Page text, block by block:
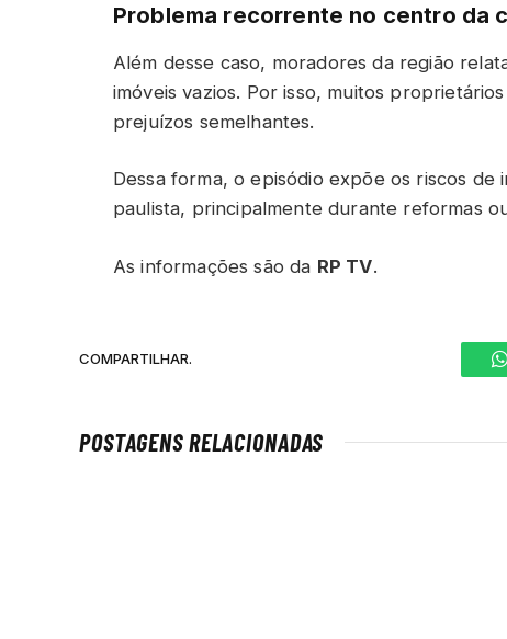
Problema recorrente no centro da
Além desse caso, moradores da região
imóveis vazios. Por isso, muitos
prejuízos semelhantes.
Dessa forma, o episódio expõe os riscos
paulista, principalmente durante reformas
As informações são da RP TV.
COMPARTILHAR.
POSTAGENS RELACIONADAS